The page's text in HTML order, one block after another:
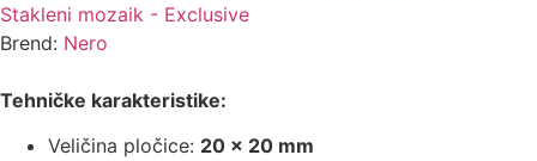
Stakleni mozaik - Exclusive
Brend: Nero
Tehničke karakteristike:
Veličina pločice: 20 × 20 mm